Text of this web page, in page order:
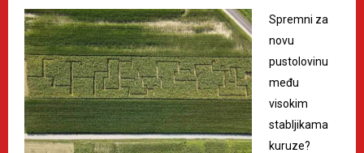
Spremni za
novu
pustolovinu
među
visokim
stabljikama
kuruze?